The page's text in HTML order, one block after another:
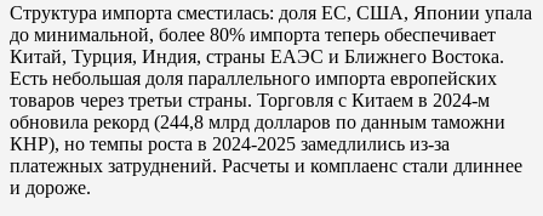
Структура импорта сместилась: доля ЕС, США, Японии упала
до минимальной, более 80% импорта теперь обеспечивает
Китай, Турция, Индия, страны ЕАЭС и Ближнего Востока.
Есть небольшая доля параллельного импорта европейских
товаров через третьи страны. Торговля с Китаем в 2024-м
обновила рекорд (244,8 млрд долларов по данным таможни
КНР), но темпы роста в 2024-2025 замедлились из-за
платежных затруднений. Расчеты и комплаенс стали длиннее
и дороже.